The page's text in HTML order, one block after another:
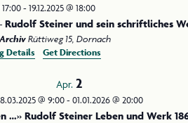
17:00- 19.12.2025 @ 18:00
Steiner und sein schriftliches
Rüttiweg 15, Dornach
Details
Get Directions
Apr. 2
@ 9:00- 01.01.2026 @ 20:00
…» Rudolf Steiner Leben und Werk